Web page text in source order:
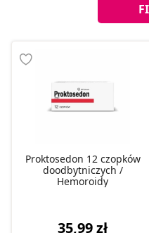
Proktosedon 12 czopków
doodbytniczych /
Hemoroidy
35,99 zł